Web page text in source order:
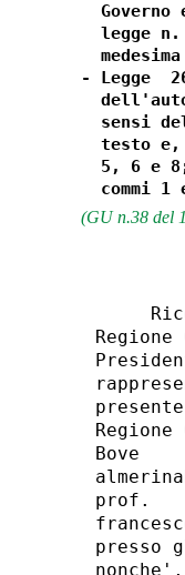
Governo
legge
medesima
- Legge
sensi
testo
5, 6 e
(GU n.38 del
Ricorso ex art.  127  della  Costituzione  nell'interesse  della
Regione Campania (codice fiscale  n.  80011990639),  in  persona  del
Presidente pro tempore della Giunta regionale, on. Vincenzo De  Luca,
rappresentata e difesa, giusta procura speciale alle liti allegata al
presente atto e in forza della delibera della Giunta regionale  della
Regione Campania n. 403 del 25 luglio 2024, dagli  avvocati  Almerina
Bove             (c.f.:             BVOLRN70C46I262Z,             pec
almerinabove@pec.regione.campania.it)  dell'Avvocatura  regionale   e
prof.    Francesco     Marone     (c.f.     MRNFNC75A07F839O,     pec
francesco.marone@legalmail.it) con i  quali  elettivamente  domicilia
presso gli anzidetti  indirizzi  di  posta  elettronica  certificata,
nonche', per quanto possa occorrere, presso  la  sede  della  Regione
Campania in Roma, alla via Poli n. 29; 
    Contro il Presidente del Consiglio dei ministri pro tempore; 
    Per la dichiarazione d'illegittimita' costituzionale  dell'intera
legge 26 giugno 2024, n. 86 (pubblicata nella Gazzetta  Ufficiale  28
giugno 2024, n. 150) per